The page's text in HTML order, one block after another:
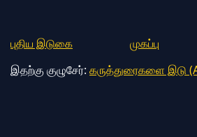
புதிய இடுகை
முகப்பு
இதற்கு குழுசேர்: கருத்துரைகளை இடு